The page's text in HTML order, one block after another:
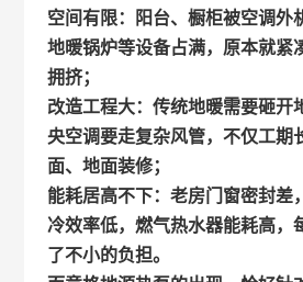
空间有限：阳台、橱柜被空调外
地暖锅炉等设备占满，原本就紧
拥挤；
改造工程大：传统地暖需要砸开
央空调要走复杂风管，不仅工期
面、地面装修；
能耗居高不下：老房门窗密封差
冷效率低，燃气热水器能耗高，
了不小的负担。